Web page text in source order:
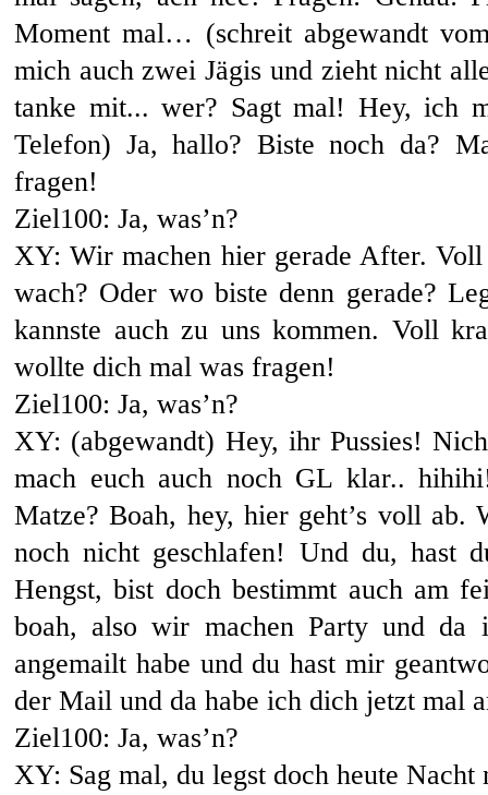
Moment mal… (schreit abgewandt
mich auch zwei Jägis und zieht nicht
tanke mit... wer? Sagt mal! Hey, ich
Telefon) Ja, hallo? Biste noch da?
fragen!
Ziel100: Ja, was’n?
XY: Wir machen hier gerade After.
wach? Oder wo biste denn gerade?
kannste auch zu uns kommen. Voll
wollte dich mal was fragen!
Ziel100: Ja, was’n?
XY: (abgewandt) Hey, ihr Pussies!
mach euch auch noch GL klar..
Matze? Boah, hey, hier geht’s voll ab.
noch nicht geschlafen! Und du, hast
Hengst, bist doch bestimmt auch am
boah, also wir machen Party und
angemailt habe und du hast mir
der Mail und da habe ich dich jetzt mal
Ziel100: Ja, was’n?
XY: Sag mal, du legst doch heute Nacht